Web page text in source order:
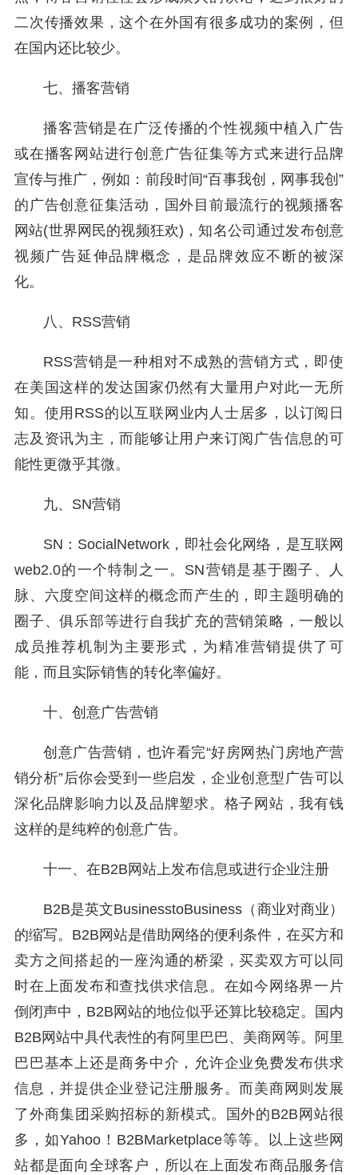
二次传播效果，这个在外国有很多成功的案例，但
在国内还比较少。
七、播客营销
播客营销是在广泛传播的个性视频中植入广告
或在播客网站进行创意广告征集等方式来进行品牌
宣传与推广，例如：前段时间“百事我创，网事我创”
的广告创意征集活动，国外目前最流行的视频播客
网站(世界网民的视频狂欢)，知名公司通过发布创意
视频广告延伸品牌概念，是品牌效应不断的被深
化。
八、RSS营销
RSS营销是一种相对不成熟的营销方式，即使
在美国这样的发达国家仍然有大量用户对此一无所
知。使用RSS的以互联网业内人士居多，以订阅日
志及资讯为主，而能够让用户来订阅广告信息的可
能性更微乎其微。
九、SN营销
SN：SocialNetwork，即社会化网络，是互联网
web2.0的一个特制之一。SN营销是基于圈子、人
脉、六度空间这样的概念而产生的，即主题明确的
圈子、俱乐部等进行自我扩充的营销策略，一般以
成员推荐机制为主要形式，为精准营销提供了可
能，而且实际销售的转化率偏好。
十、创意广告营销
创意广告营销，也许看完“好房网热门房地产营
销分析”后你会受到一些启发，企业创意型广告可以
深化品牌影响力以及品牌塑求。格子网站，我有钱
这样的是纯粹的创意广告。
十一、在B2B网站上发布信息或进行企业注册
B2B是英文BusinesstoBusiness（商业对商业）
的缩写。B2B网站是借助网络的便利条件，在买方和
卖方之间搭起的一座沟通的桥梁，买卖双方可以同
时在上面发布和查找供求信息。在如今网络界一片
倒闭声中，B2B网站的地位似乎还算比较稳定。国内
B2B网站中具代表性的有阿里巴巴、美商网等。阿里
巴巴基本上还是商务中介，允许企业免费发布供求
信息，并提供企业登记注册服务。而美商网则发展
了外商集团采购招标的新模式。国外的B2B网站很
多，如Yahoo！B2BMarketplace等等。以上这些网
站都是面向全球客户，所以在上面发布商品服务信